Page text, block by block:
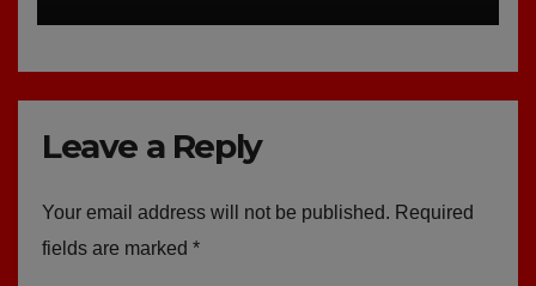
Leave a Reply
Your email address will not be published. Required
fields are marked *